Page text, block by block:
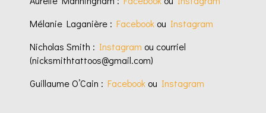
Mélanie Laganière : Facebook ou Instagram
Nicholas Smith : Instagram ou courriel
(nicksmithtattoos@gmail.com)
Guillaume O’Cain : Facebook ou Instagram